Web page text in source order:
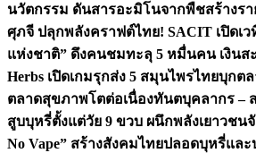
นวัตกรรม ดันสารอะมิโนจากพืชสร้างร
ศุภจี ปลุกพลังคราฟต์ไทย! SACIT เปิดเ
แห่งชาติ” ดึงคนชมทะลุ 5 หมื่นคน เงินส
Herbs เปิดเกมรุกส่ง 5 สมุนไพรไทยบุกต
ตลาดสุขภาพโตต่อเนื่องทันตบุคลากร –
สูบบุหรี่ตั้งแต่วัย 9 ขวบ ผนึกพลังเยาวชนจั
No Vape” สร้างสังคมไทยปลอดบุหรี่แล